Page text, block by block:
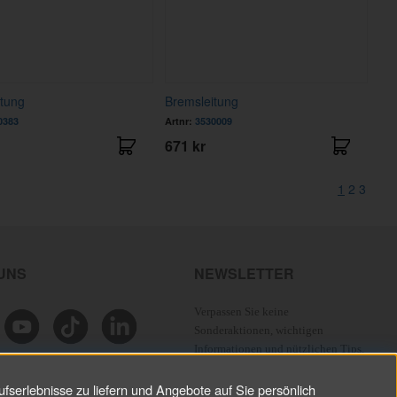
Bremsleitung
Artnr: 3530009
671 kr
1 2 3
Informationen und nützlichen Tips.
zu liefern und Angebote auf Sie persönlich